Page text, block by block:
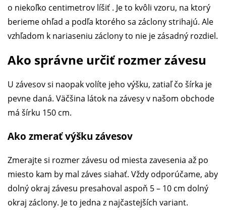
o niekoľko centimetrov líšiť . Je to kvôli vzoru, na ktorý
berieme ohľad a podľa ktorého sa záclony strihajú. Ale
vzhľadom k nariaseniu záclony to nie je zásadný rozdiel.
Ako správne určiť rozmer závesu
U závesov si naopak volíte jeho výšku, zatiaľ čo šírka je
pevne daná. Väčšina látok na závesy v našom obchode
má šírku 150 cm.
Ako zmerať výšku závesov
Zmerajte si rozmer závesu od miesta zavesenia až po
miesto kam by mal záves siahať. Vždy odporúčame, aby
dolný okraj závesu presahoval aspoň 5 – 10 cm dolný
okraj záclony. Je to jedna z najčastejších variant.